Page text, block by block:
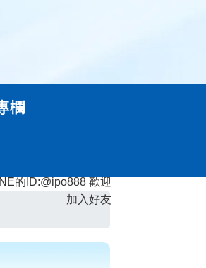
的ID:@ipo888 歡迎
加入好友
欄